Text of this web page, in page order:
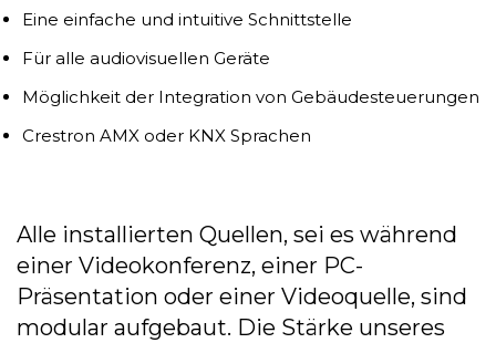
Eine einfache und intuitive Schnittstelle
Für alle audiovisuellen Geräte
Möglichkeit der Integration von Gebäudesteuerungen
Crestron AMX oder KNX Sprachen
Alle installierten Quellen, sei es während
einer Videokonferenz, einer PC-
Präsentation oder einer Videoquelle, sind
modular aufgebaut. Die Stärke unseres